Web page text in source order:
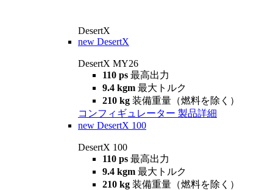
DesertX
new DesertX
DesertX MY26
110 ps 最高出力
9.4 kgm 最大トルク
210 kg 装備重量（燃料を除く）
コンフィギュレーター 製品詳細
new DesertX 100
DesertX 100
110 ps 最高出力
9.4 kgm 最大トルク
210 kg 装備重量（燃料を除く）